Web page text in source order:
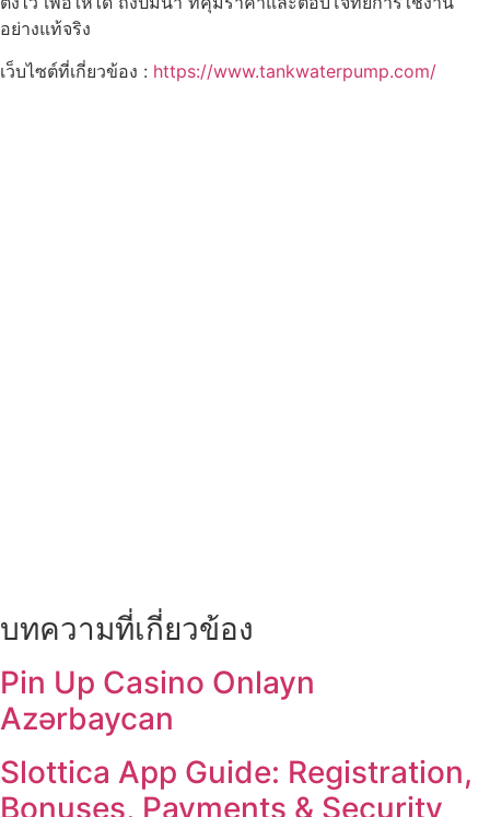
อย่างแท้จริง
เว็บไซต์ที่เกี่ยวข้อง : https://www.tankwaterpump.com/
บทความที่เกี่ยวข้อง
Pin Up Casino Onlayn
Azərbaycan
Slottica App Guide: Registration,
Bonuses, Payments & Security